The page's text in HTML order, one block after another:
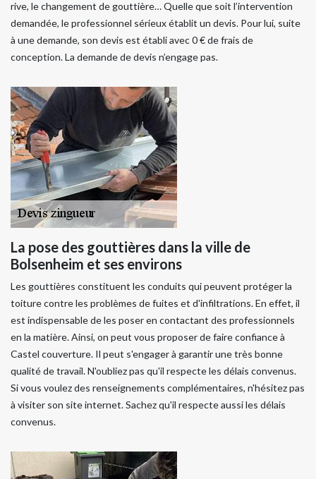
rive, le changement de gouttière… Quelle que soit l’intervention
demandée, le professionnel sérieux établit un devis. Pour lui, suite
à une demande, son devis est établi avec 0 € de frais de
conception. La demande de devis n’engage pas.
La pose des gouttières dans la ville de
Bolsenheim et ses environs
Les gouttières constituent les conduits qui peuvent protéger la
toiture contre les problèmes de fuites et d'infiltrations. En effet, il
est indispensable de les poser en contactant des professionnels
en la matière. Ainsi, on peut vous proposer de faire confiance à
Castel couverture. Il peut s'engager à garantir une très bonne
qualité de travail. N'oubliez pas qu'il respecte les délais convenus.
Si vous voulez des renseignements complémentaires, n'hésitez pas
à visiter son site internet. Sachez qu'il respecte aussi les délais
convenus.